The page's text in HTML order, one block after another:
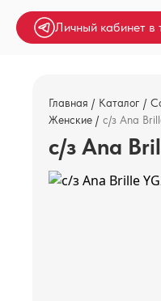
Личный кабинет в
Главная Каталог
Женские
с/з Ana
с/з Ana